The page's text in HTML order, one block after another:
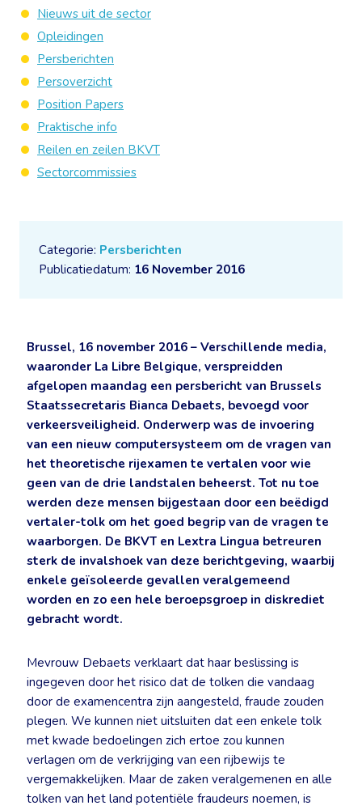
Categorie: Persberichten
Publicatiedatum: 16 November 2016
Brussel, 16 november 2016 – Verschillende media,
waaronder La Libre Belgique, verspreidden
afgelopen maandag een persbericht van Brussels
Staatssecretaris Bianca Debaets, bevoegd voor
verkeersveiligheid. Onderwerp was de invoering
van een nieuw computersysteem om de vragen van
het theoretische rijexamen te vertalen voor wie
geen van de drie landstalen beheerst. Tot nu toe
werden deze mensen bijgestaan door een beëdigd
vertaler-tolk om het goed begrip van de vragen te
waarborgen. De BKVT en Lextra Lingua betreuren
sterk de invalshoek van deze berichtgeving, waarbij
enkele geïsoleerde gevallen veralgemeend
worden en zo een hele beroepsgroep in diskrediet
gebracht wordt.
Mevrouw Debaets verklaart dat haar beslissing is
ingegeven door het risico dat de tolken die vandaag
door de examencentra zijn aangesteld, fraude zouden
plegen. We kunnen niet uitsluiten dat een enkele tolk
met kwade bedoelingen zich ertoe zou kunnen
verlagen om de verkrijging van een rijbewijs te
vergemakkelijken. Maar de zaken veralgemenen en alle
tolken van het land potentiële fraudeurs noemen, is
Nieuws uit de sector
Opleidingen
Persberichten
Persoverzicht
Position Papers
Praktische info
Reilen en zeilen BKVT
Sectorcommissies